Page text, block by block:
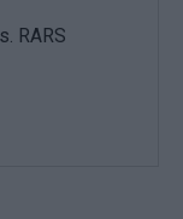
RARS